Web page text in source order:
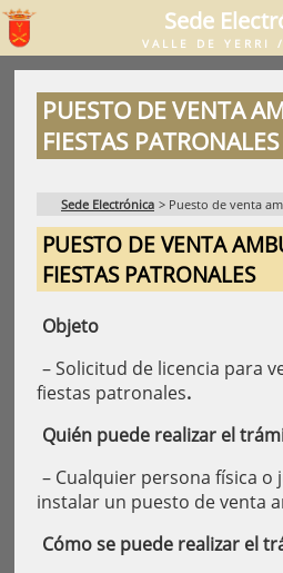
Sede
VALLE DE YERRI
PUESTO DE VENTA
FIESTAS PATRONALES
Sede Electrónica > Puesto de venta
PUESTO DE VENTA
FIESTAS PATRONALES
Objeto
– Solicitud de licencia para
fiestas patronales.
Quién puede realizar el
– Cualquier persona física o
instalar un puesto de venta
Cómo se puede realizar el